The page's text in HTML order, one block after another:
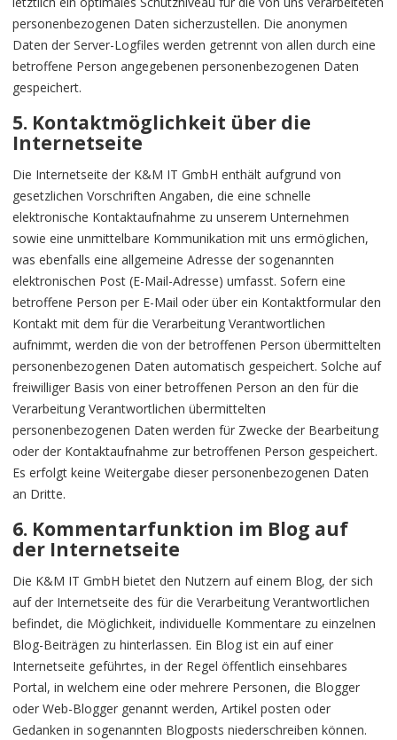
personenbezogenen Daten sicherzustellen. Die anonymen
Daten der Server-Logfiles werden getrennt von allen durch eine
betroffene Person angegebenen personenbezogenen Daten
gespeichert.
5. Kontaktmöglichkeit über die
Internetseite
Die Internetseite der K&M IT GmbH enthält aufgrund von
gesetzlichen Vorschriften Angaben, die eine schnelle
elektronische Kontaktaufnahme zu unserem Unternehmen
sowie eine unmittelbare Kommunikation mit uns ermöglichen,
was ebenfalls eine allgemeine Adresse der sogenannten
elektronischen Post (E-Mail-Adresse) umfasst. Sofern eine
betroffene Person per E-Mail oder über ein Kontaktformular den
Kontakt mit dem für die Verarbeitung Verantwortlichen
aufnimmt, werden die von der betroffenen Person übermittelten
personenbezogenen Daten automatisch gespeichert. Solche auf
freiwilliger Basis von einer betroffenen Person an den für die
Verarbeitung Verantwortlichen übermittelten
personenbezogenen Daten werden für Zwecke der Bearbeitung
oder der Kontaktaufnahme zur betroffenen Person gespeichert.
Es erfolgt keine Weitergabe dieser personenbezogenen Daten
an Dritte.
6. Kommentarfunktion im Blog auf
der Internetseite
Die K&M IT GmbH bietet den Nutzern auf einem Blog, der sich
auf der Internetseite des für die Verarbeitung Verantwortlichen
befindet, die Möglichkeit, individuelle Kommentare zu einzelnen
Blog-Beiträgen zu hinterlassen. Ein Blog ist ein auf einer
Internetseite geführtes, in der Regel öffentlich einsehbares
Portal, in welchem eine oder mehrere Personen, die Blogger
oder Web-Blogger genannt werden, Artikel posten oder
Gedanken in sogenannten Blogposts niederschreiben können.